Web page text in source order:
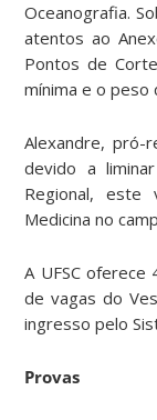
Oceanografia.
atentos ao
Pontos de
mínima e o peso
Alexandre, pró-
devido a
Regional,
Medicina no
A UFSC
de vagas do
ingresso pelo
Provas